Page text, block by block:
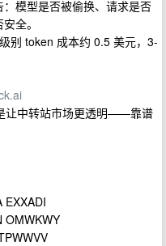
模型是否被偷换、请求是否
全。
别 token 成本约 0.5 美元，3-
让中转站市场更透明——靠谱
EXXADI
OMWKWY